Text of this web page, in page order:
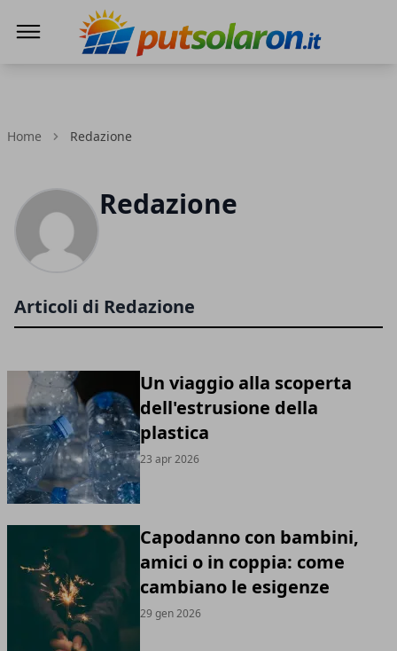
Home Redazione
Redazione
Articoli di Redazione
Un viaggio alla scoperta
dell'estrusione della
plastica
23 apr 2026
Capodanno con bambini,
amici o in coppia: come
cambiano le esigenze
29 gen 2026